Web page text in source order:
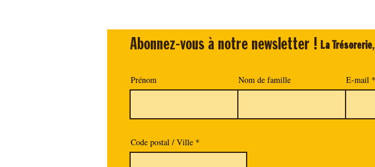
Abonnez-vous à notre newsletter ! La Trésorerie,
Prénom Nom de famille E-mail
Code postal / Ville